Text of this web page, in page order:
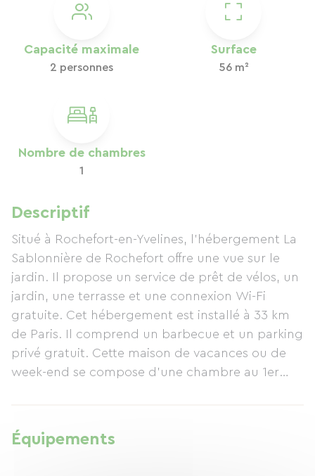
Capacité maximale
2 personnes
Surface
56 m²
Nombre de chambres
1
Descriptif
Situé à Rochefort-en-Yvelines, l’hébergement La
Sablonnière de Rochefort offre une vue sur le
jardin. Il propose un service de prêt de vélos, un
jardin, une terrasse et une connexion Wi-Fi
gratuite. Cet hébergement est installé à 33 km
de Paris. Il comprend un barbecue et un parking
privé gratuit. Cette maison de vacances ou de
week-end se compose d'une chambre au 1er
avec un réfrigérateur et une machine à café,
avec une douche et des articles de toilette
Équipements